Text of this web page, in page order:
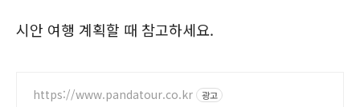
시안 여행 계획할 때 참고하세요.
https://www.pandatour.co.kr 광고